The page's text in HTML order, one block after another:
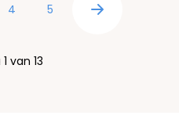
pagina
Pagina
4 Pagina
5 Pagina
van 13